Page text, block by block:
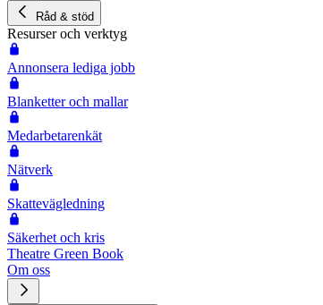
Råd & stöd
Resurser och verktyg
Annonsera lediga jobb
Blanketter och mallar
Medarbetarenkät
Nätverk
Skattevägledning
Säkerhet och kris
Theatre Green Book
Om oss